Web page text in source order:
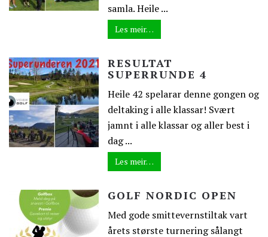
samla. Heile ...
Les meir…
RESULTAT
SUPERRUNDE 4
Heile 42 spelarar denne gongen og
deltaking i alle klassar! Svært
jamnt i alle klassar og aller best i
dag ...
Les meir…
GOLF NORDIC OPEN
Med gode smittevernstiltak vart
årets største turnering sålangt